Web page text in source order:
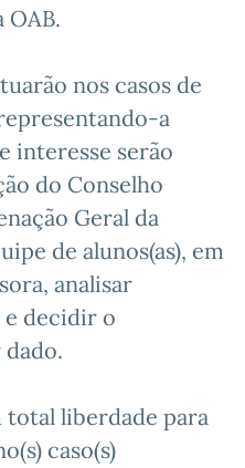
OAB.
nos casos de
a
interesse serão
do Conselho
Geral da
de alunos(as), em
analisar
e decidir o
total liberdade para
caso(s)